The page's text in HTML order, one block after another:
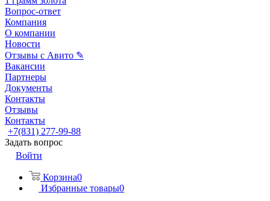
Вопрос-ответ
Компания
О компании
Новости
Отзывы с Авито ✎
Вакансии
Партнеры
Документы
Контакты
Отзывы
Контакты
+7(831) 277-99-88
Задать вопрос
Войти
Корзина0
Избранные товары0